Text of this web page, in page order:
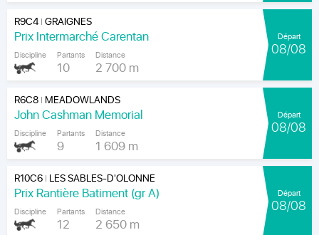
R9C4|GRAIGNES
Prix Intermarché Carentan
Discipline Partants
10
Distance
2 700 m
Départ
08/08
R6C8| MEADOWLANDS
John Cashman Memorial
Discipline Partants
9
Distance
1 609 m
Départ
08/08
R10C6| LES SABLES-D'OLONNE
Prix Rantière Batiment (gr A)
Discipline Partants
12
Distance
2 650 m
Départ
08/08